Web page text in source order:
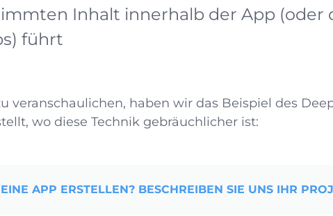
Inhalt innerhalb der App (oder
führt
veranschaulichen, haben wir das Beispiel des
wo diese Technik gebräuchlicher ist:
APP ERSTELLEN? BESCHREIBEN SIE UNS IHR